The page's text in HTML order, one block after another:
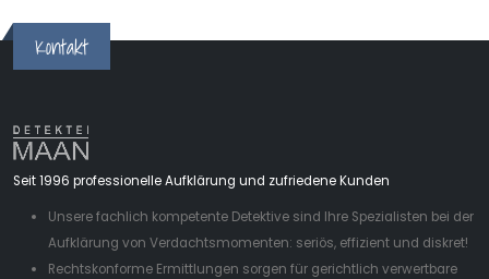
Kontakt
Seit 1996 professionelle Aufklärung und zufriedene Kunden
Unsere fachlich kompetente Detektive sind Ihre Spezialisten bei der
Aufklärung von Verdachtsmomenten: seriös, effizient und diskret!
Rechtskonforme Ermittlungen sorgen für gerichtlich verwertbare